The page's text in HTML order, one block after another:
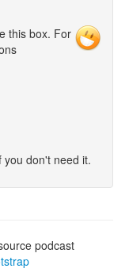
this box. For
you don't need it.
podcast